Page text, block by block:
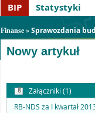
BIP Statystyki
Finanse »Sprawozdania
Nowy artykuł
Załączniki (1)
RB-NDS za I kwartał